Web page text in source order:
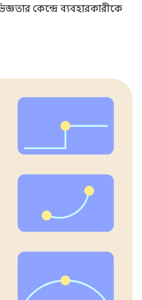
কেন্দ্রে ব্যবহারকারীকে